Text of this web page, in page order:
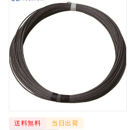
送料無料
当日出荷